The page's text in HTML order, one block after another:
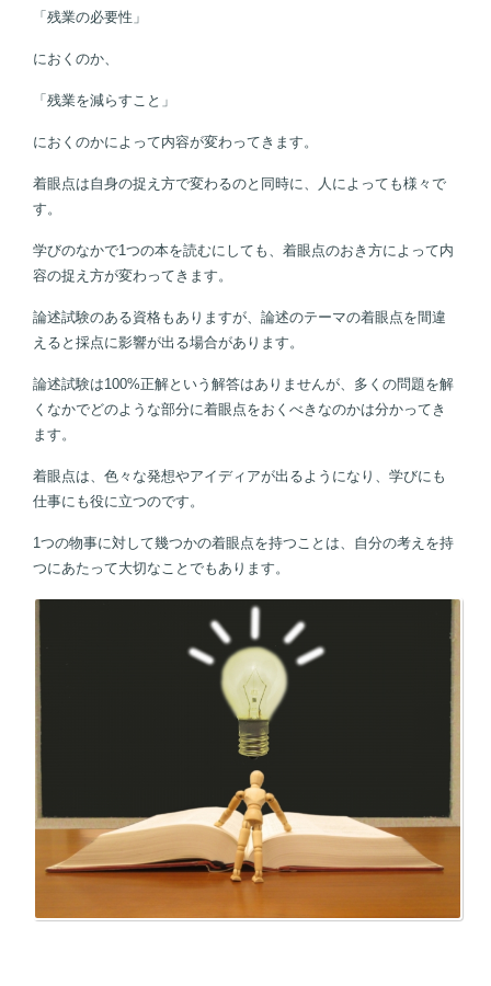
「残業の必要性」
におくのか、
「残業を減らすこと」
におくのかによって内容が変わってきます。
着眼点は自身の捉え方で変わるのと同時に、人によっても様々で
す。
学びのなかで1つの本を読むにしても、着眼点のおき方によって内
容の捉え方が変わってきます。
論述試験のある資格もありますが、論述のテーマの着眼点を間違
えると採点に影響が出る場合があります。
論述試験は100%正解という解答はありませんが、多くの問題を解
くなかでどのような部分に着眼点をおくべきなのかは分かってき
ます。
着眼点は、色々な発想やアイディアが出るようになり、学びにも
仕事にも役に立つのです。
1つの物事に対して幾つかの着眼点を持つことは、自分の考えを持
つにあたって大切なことでもあります。